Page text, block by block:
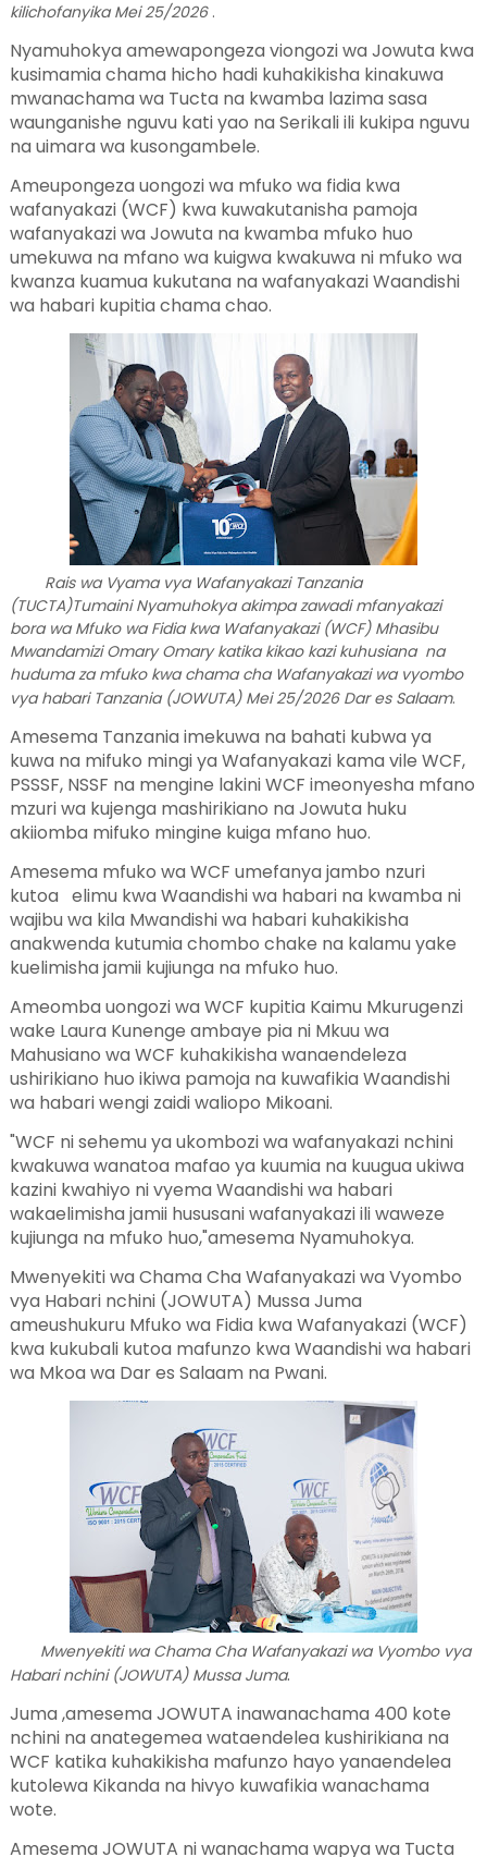
kilichofanyika Mei 25/2026.
Nyamuhokya amewapongeza viongozi wa Jowuta kwa
kusimamia chama hicho hadi kuhakikisha kinakuwa
mwanachama wa Tucta na kwamba lazima sasa
waunganishe nguvu kati yao na Serikali ili kukipa nguvu
na uimara wa kusongambele.
Ameupongeza uongozi wa mfuko wa fidia kwa
wafanyakazi (WCF) kwa kuwakutanisha pamoja
wafanyakazi wa Jowuta na kwamba mfuko huo
umekuwa na mfano wa kuigwa kwakuwa ni mfuko wa
kwanza kuamua kukutana na wafanyakazi Waandishi
wa habari kupitia chama chao.
Rais wa Vyama vya Wafanyakazi Tanzania
(TUCTA)Tumaini Nyamuhokya akimpa zawadi mfanyakazi
bora wa Mfuko wa Fidia kwa Wafanyakazi (WCF) Mhasibu
Mwandamizi Omary Omary katika kikao kazi kuhusiana na
huduma za mfuko kwa chama cha Wafanyakazi wa vyombo
vya habari Tanzania (JOWUTA) Mei 25/2026 Dar es Salaam.
Amesema Tanzania imekuwa na bahati kubwa ya
kuwa na mifuko mingi ya Wafanyakazi kama vile WCF,
PSSSF, NSSF na mengine lakini WCF imeonyesha mfano
mzuri wa kujenga mashirikiano na Jowuta huku
akiiomba mifuko mingine kuiga mfano huo.
Amesema mfuko wa WCF umefanya jambo nzuri
kutoa elimu kwa Waandishi wa habari na kwamba ni
wajibu wa kila Mwandishi wa habari kuhakikisha
anakwenda kutumia chombo chake na kalamu yake
kuelimisha jamii kujiunga na mfuko huo.
Ameomba uongozi wa WCF kupitia Kaimu Mkurugenzi
wake Laura Kunenge ambaye pia ni Mkuu wa
Mahusiano wa WCF kuhakikisha wanaendeleza
ushirikiano huo ikiwa pamoja na kuwafikia Waandishi
wa habari wengi zaidi waliopo Mikoani.
"WCF ni sehemu ya ukombozi wa wafanyakazi nchini
kwakuwa wanatoa mafao ya kuumia na kuugua ukiwa
kazini kwahiyo ni vyema Waandishi wa habari
wakaelimisha jamii hususani wafanyakazi ili waweze
kujiunga na mfuko huo,"amesema Nyamuhokya.
Mwenyekiti wa Chama Cha Wafanyakazi wa Vyombo
vya Habari nchini (JOWUTA) Mussa Juma
ameushukuru Mfuko wa Fidia kwa Wafanyakazi (WCF)
kwa kukubali kutoa mafunzo kwa Waandishi wa habari
wa Mkoa wa Dar es Salaam na Pwani.
Mwenyekiti wa Chama Cha Wafanyakazi wa Vyombo vya
Habari nchini (JOWUTA) Mussa Juma.
Juma ,amesema JOWUTA inawanachama 400 kote
nchini na anategemea wataendelea kushirikiana na
WCF katika kuhakikisha mafunzo hayo yanaendelea
kutolewa Kikanda na hivyo kuwafikia wanachama
wote.
Amesema JOWUTA ni wanachama wapya wa Tucta